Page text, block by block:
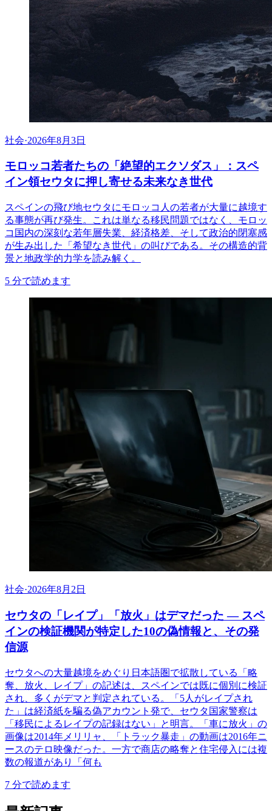
社会·2026年8月3日
モロッコ若者たちの「絶望的エクソダス」：スペ
イン領セウタに押し寄せる未来なき世代
スペインの飛び地セウタにモロッコ人の若者が大量に越境す
る事態が再び発生。これは単なる移民問題ではなく、モロッ
コ国内の深刻な若年層失業、経済格差、そして政治的閉塞感
が生み出した「希望なき世代」の叫びである。その構造的背
景と地政学的力学を読み解く。
5 分で読めます
社会·2026年8月2日
セウタの「レイプ」「放火」はデマだった ― スペ
インの検証機関が特定した10の偽情報と、その発
信源
セウタへの大量越境をめぐり日本語圏で拡散している「略
奪、放火、レイプ」の記述は、スペインでは既に個別に検証
され、多くがデマと判定されている。「5人がレイプされ
た」は経済紙を騙る偽アカウント発で、セウタ国家警察は
「移民によるレイプの記録はない」と明言。「車に放火」の
画像は2014年メリリャ、「トラック暴走」の動画は2016年ニ
ースのテロ映像だった。一方で商店の略奪と住宅侵入には複
数の報道があり「何も
7 分で読めます